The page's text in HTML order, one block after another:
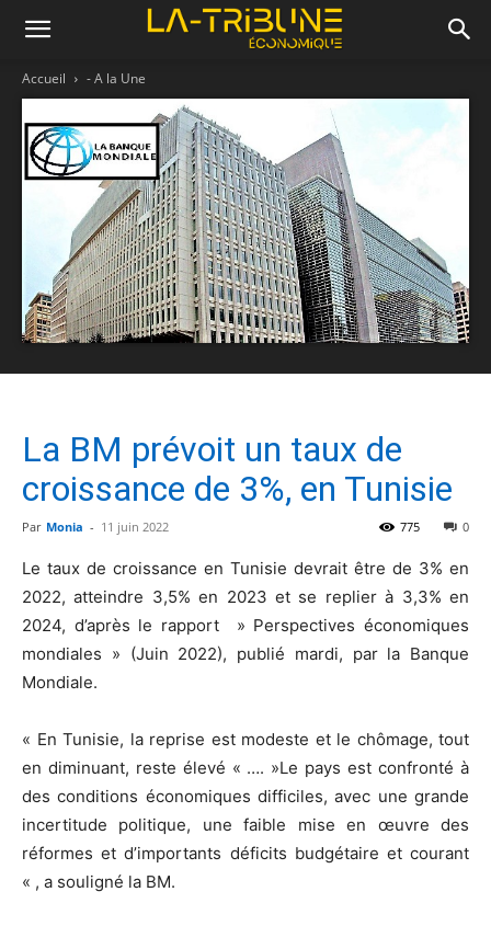
Accueil - A la Une
La BM prévoit un taux de
croissance de 3%, en Tunisie
Par Monia - 11 juin 2022 0
775
Le taux de croissance en Tunisie devrait être de 3% en
2022, atteindre 3,5% en 2023 et se replier à 3,3% en
2024, d’après le rapport » Perspectives économiques
mondiales » (Juin 2022), publié mardi, par la Banque
Mondiale.
« En Tunisie, la reprise est modeste et le chômage, tout
en diminuant, reste élevé « …. »Le pays est confronté à
des conditions économiques difficiles, avec une grande
incertitude politique, une faible mise en œuvre des
réformes et d’importants déficits budgétaire et courant
« , a souligné la BM.